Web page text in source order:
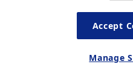
Política de privacidad
Accept
Manage